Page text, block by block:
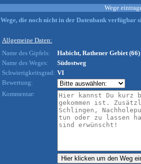
Wege
Wege, die noch nicht in der Datenbank verfügbar
Allgemeine Daten:
Name des Gipfels:
Habicht, Rathener Gebiet (66)
Name des Weges:
Südostweg
Schwierigkeitsgrad: VI
Bewertung:
Kommentar: